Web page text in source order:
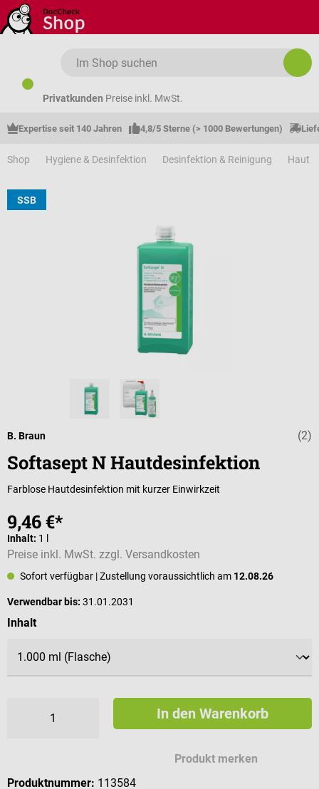
Zum Hauptinhalt springen
Privatkunden Preise inkl. MwSt.
Expertise seit 140 Jahren 4,8/5 Sterne (> 1000 Bewertungen)
Shop Hygiene & Desinfektion Desinfektion & Reinigung Haut
SSB
(2)
B. Braun
Softasept N Hautdesinfektion
Farblose Hautdesinfektion mit kurzer Einwirkzeit
9,46 €*
Inhalt: 1 l
Preise inkl. MwSt. zzgl. Versandkosten
Sofort verfügbar | Zustellung voraussichtlich am 12.08.26
Verwendbar bis: 31.01.2031
Inhaltauswählen
In den Warenkorb
Produkt merken
Produktnummer: 113584